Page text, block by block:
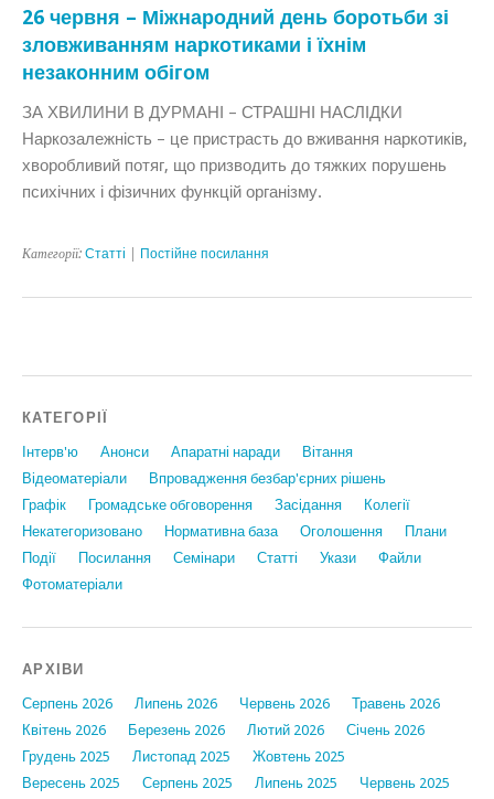
26 червня – Міжнародний день боротьби зі
зловживанням наркотиками і їхнім
незаконним обігом
ЗА ХВИЛИНИ В ДУРМАНІ – СТРАШНІ НАСЛІДКИ
Наркозалежність – це пристрасть до вживання наркотиків,
хворобливий потяг, що призводить до тяжких порушень
психічних і фізичних функцій організму.
Категорії: Статтi Постійне посилання
КАТЕГОРІЇ
Інтерв'ю Анонси Апаратні наради
Вiтання
Відеоматеріали
Впровадження безбар'єрних рішень
Графiк
Громадське обговорення Засідання
Колегії
Некатегоризовано
Нормативна база Оголошення
Плани
Події
Посилання Семінари Статтi Укази
Файли
Фотоматеріали
АРХІВИ
Серпень 2026 Липень 2026 Червень 2026
Травень 2026
Квітень 2026
Березень 2026 Лютий 2026
Січень 2026
Грудень 2025
Листопад 2025
Жовтень 2025
Вересень 2025
Серпень 2025 Липень 2025
Червень 2025